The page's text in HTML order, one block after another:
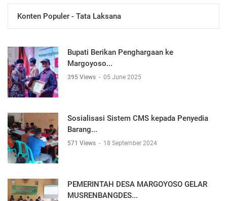
Konten Populer - Tata Laksana
Bupati Berikan Penghargaan ke
Margoyoso...
395 Views - 05 June 2025
Sosialisasi Sistem CMS kepada Penyedia
Barang...
571 Views - 18 September 2024
PEMERINTAH DESA MARGOYOSO GELAR
MUSRENBANGDES...